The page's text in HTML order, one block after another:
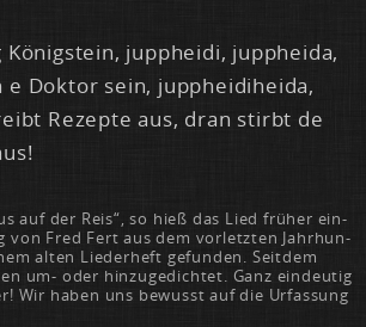
jupp­hei­di, jupp­hei­da,
e Dok­tor sein, jupp­hei­di­hei­da,
Re­zep­te aus, dran stirbt de
auf der Reis“, so hieß das Lied frü­her ein­
von Fred Fert aus dem vor­letz­ten Jahr­hun­
al­ten Lie­der­heft ge­fun­den. Seit­dem
um- oder hin­zu­ge­dich­tet. Ganz ein­deu­tig
Wir ha­ben uns be­wusst auf die Ur­fas­sung